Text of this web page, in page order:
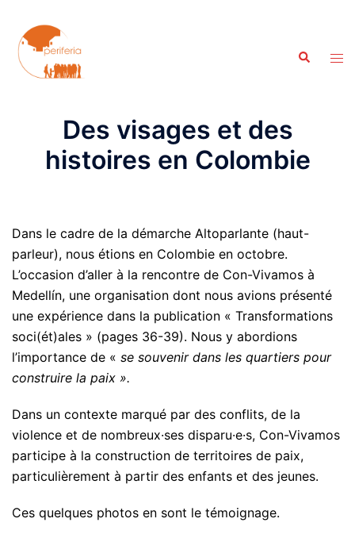
contenu
Des visages et des
histoires en Colombie
Dans le cadre de la démarche Altoparlante (haut-
parleur), nous étions en Colombie en octobre.
L’occasion d’aller à la rencontre de Con-Vivamos à
Medellín, une organisation dont nous avions présenté
une expérience dans la publication « Transformations
soci(ét)ales » (pages 36-39). Nous y abordions
l’importance de « se souvenir dans les quartiers pour
construire la paix ».
Dans un contexte marqué par des conflits, de la
violence et de nombreux·ses disparu·e·s, Con-Vivamos
participe à la construction de territoires de paix,
particulièrement à partir des enfants et des jeunes.
Ces quelques photos en sont le témoignage.